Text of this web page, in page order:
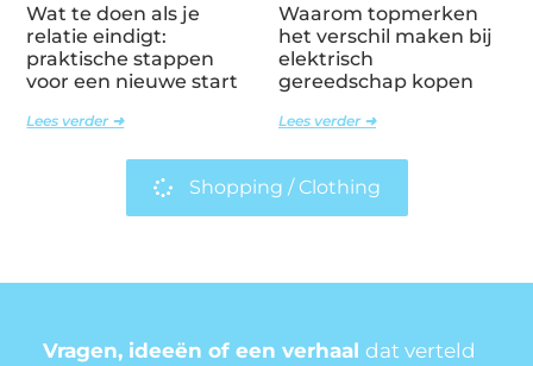
Wat te doen als je
relatie eindigt:
praktische stappen
voor een nieuwe start
Lees verder ➜
Waarom topmerken
het verschil maken bij
elektrisch
gereedschap kopen
Lees verder ➜
Shopping / Clothing
Vragen, ideeën of een verhaal dat verteld